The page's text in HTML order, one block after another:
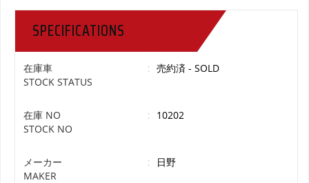
SPECIFICATIONS
在庫車
STOCK STATUS
: 売約済 - SOLD
在庫 NO
STOCK NO
: 10202
メーカー
MAKER
: 日野